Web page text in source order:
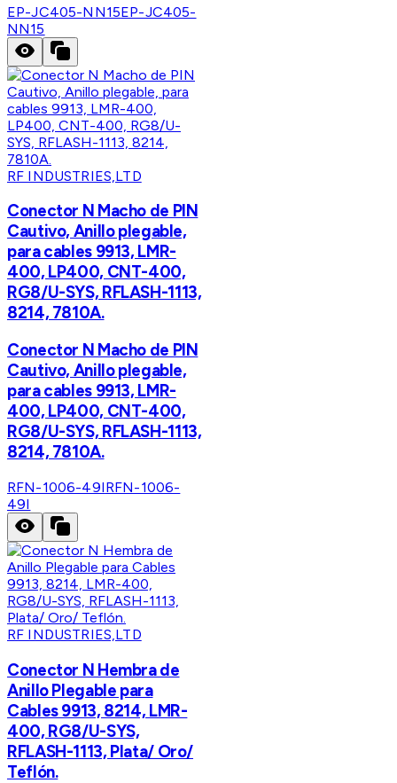
EP-JC405-NN15EP-JC405-
NN15
RF INDUSTRIES,LTD
Conector N Macho de PIN
Cautivo, Anillo plegable,
para cables 9913, LMR-
400, LP400, CNT-400,
RG8/U-SYS, RFLASH-1113,
8214, 7810A.
Conector N Macho de PIN
Cautivo, Anillo plegable,
para cables 9913, LMR-
400, LP400, CNT-400,
RG8/U-SYS, RFLASH-1113,
8214, 7810A.
RFN-1006-49IRFN-1006-
49I
RF INDUSTRIES,LTD
Conector N Hembra de
Anillo Plegable para
Cables 9913, 8214, LMR-
400, RG8/U-SYS,
RFLASH-1113, Plata/ Oro/
Teflón.